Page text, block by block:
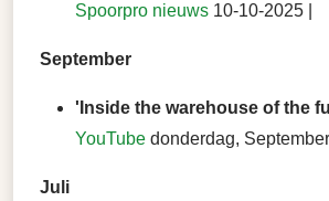
Spoorpro nieuws 10-10-2025 |
September
'Inside the warehouse of the
YouTube donderdag, September
Juli